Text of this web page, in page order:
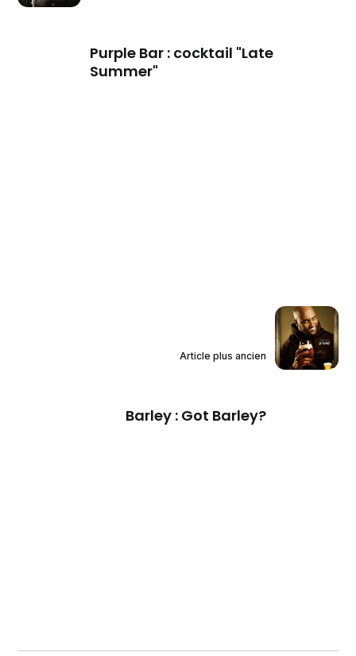
Purple Bar : cocktail "Late
Summer"
Article plus ancien
Barley : Got Barley?